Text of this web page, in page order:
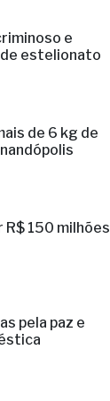
e
estelionato
de 6 kg de
R$ 150 milhões
pela paz e